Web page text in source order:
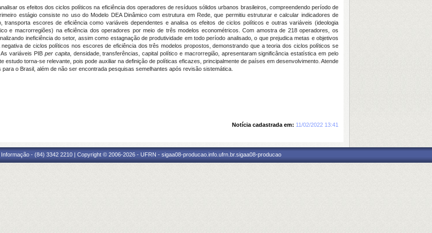
os efeitos dos ciclos políticos na eficiência dos operadores de resíduos sólidos urbanos brasileiros, compreendendo período de
estágio consiste no uso do Modelo DEA Dinâmico com estrutura em Rede, que permitiu estruturar e calcular indicadores de
transporta escores de eficiência como variáveis dependentes e analisa os efeitos de ciclos políticos e outras variáveis (ideologia
e macrorregiões) na eficiência dos operadores por meio de três modelos econométricos. Com amostra de 218 operadores, os
ineficiência do setor, assim como estagnação de produtividade em todo período analisado, o que prejudica metas e objetivos
de ciclos políticos nos escores de eficiência dos três modelos propostos, demonstrando que a teoria dos ciclos políticos se
variáveis PIB per capita, densidade, transferências, capital político e macrorregião, apresentaram significância estatística em pelo
estudo torna-se relevante, pois pode auxiliar na definição de políticas eficazes, principalmente de países em desenvolvimento. Atende
o Brasil, além de não ser encontrada pesquisas semelhantes após revisão sistemática.
Notícia cadastrada em: 11/02/2022 13:41
- (84) 3342 2210 | Copyright © 2006-2026 - UFRN - sigaa08-producao.info.ufrn.br.sigaa08-producao